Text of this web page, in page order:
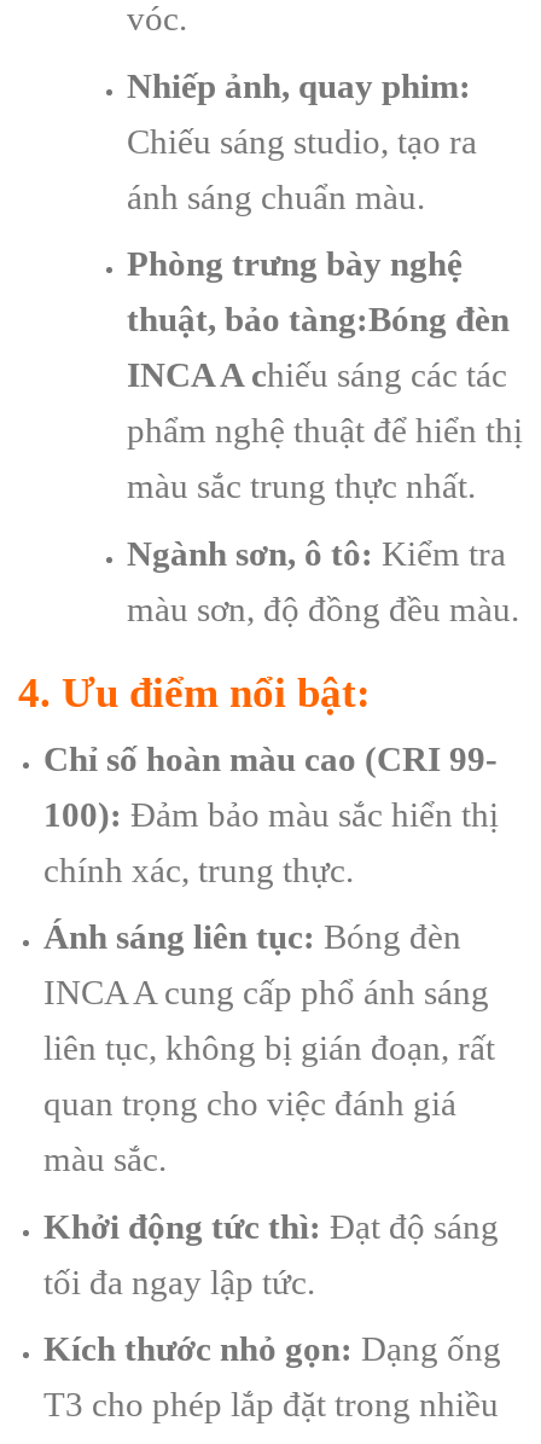
vóc.
Nhiếp ảnh, quay phim:
Chiếu sáng studio, tạo ra
ánh sáng chuẩn màu.
Phòng trưng bày nghệ
thuật, bảo tàng:Bóng đèn
INCA A chiếu sáng các tác
phẩm nghệ thuật để hiển thị
màu sắc trung thực nhất.
Ngành sơn, ô tô: Kiểm tra
màu sơn, độ đồng đều màu.
4. Ưu điểm nổi bật:
Chỉ số hoàn màu cao (CRI 99-
100): Đảm bảo màu sắc hiển thị
chính xác, trung thực.
Ánh sáng liên tục: Bóng đèn
INCA A cung cấp phổ ánh sáng
liên tục, không bị gián đoạn, rất
quan trọng cho việc đánh giá
màu sắc.
Khởi động tức thì: Đạt độ sáng
tối đa ngay lập tức.
Kích thước nhỏ gọn: Dạng ống
T3 cho phép lắp đặt trong nhiều